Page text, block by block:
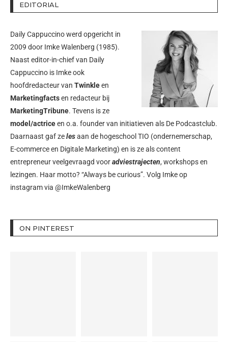
EDITORIAL
Daily Cappuccino werd opgericht in
2009 door Imke Walenberg (1985).
Naast editor-in-chief van Daily
Cappuccino is Imke ook
hoofdredacteur van Twinkleen
Marketingfactsen redacteur bij
MarketingTribune. Tevens is ze
model/actriceen o.a. founder van initiatieven als De Podcastclub.
Daarnaast gaf zelesaan de hogeschool TIO (ondernemerschap,
E-commerce en Digitale Marketing) en is ze als content
entrepreneur veelgevraagd vooradviestrajecten, workshops en
lezingen. Haar motto? “Always be curious”. Volg Imke op
instagram via @ImkeWalenberg
ON PINTEREST